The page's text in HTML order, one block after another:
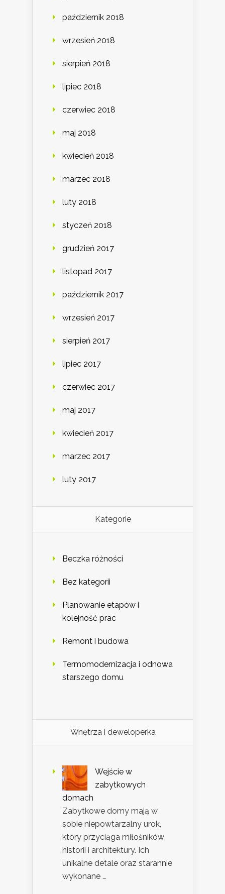
październik 2018
wrzesień 2018
sierpień 2018
lipiec 2018
czerwiec 2018
maj 2018
kwiecień 2018
marzec 2018
luty 2018
styczeń 2018
grudzień 2017
listopad 2017
październik 2017
wrzesień 2017
sierpień 2017
lipiec 2017
czerwiec 2017
maj 2017
kwiecień 2017
marzec 2017
luty 2017
Kategorie
Beczka różności
Bez kategorii
Planowanie etapów i
kolejność prac
Remont i budowa
Termomodernizacja i odnowa
starszego domu
Wnętrza i deweloperka
Wejście w
zabytkowych
domach
Zabytkowe domy mają w
sobie niepowtarzalny urok,
który przyciąga miłośników
historii i architektury. Ich
unikalne detale oraz starannie
wykonane …